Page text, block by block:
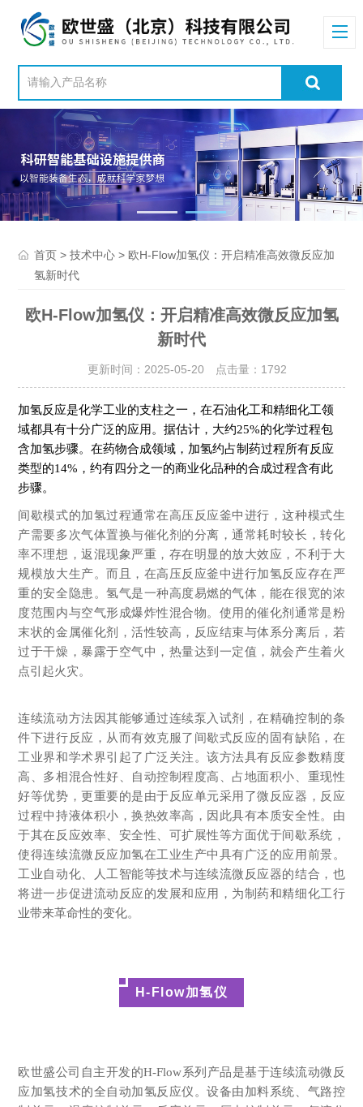
首页 >技术中心 > 欧H-Flow加氢仪：开启精准高效微反应加
氢新时代
欧H-Flow加氢仪：开启精准高效微反应加氢
新时代
更新时间：2025-05-20 点击量： 1792
加氢反应是化学工业的支柱之一，在石油化工和精细化工领
域都具有十分广泛的应用。据估计，大约25%的化学过程包
含加氢步骤。在药物合成领域，加氢约占制药过程所有反应
类型的14%，约有四分之一的商业化品种的合成过程含有此
步骤。
间歇模式的加氢过程通常在高压反应釜中进行，这种模式生
产需要多次气体置换与催化剂的分离，通常耗时较长，转化
率不理想，返混现象严重，存在明显的放大效应，不利于大
规模放大生产。而且，在高压反应釜中进行加氢反应存在严
重的安全隐患。氢气是一种高度易燃的气体，能在很宽的浓
度范围内与空气形成爆炸性混合物。使用的催化剂通常是粉
末状的金属催化剂，活性较高，反应结束与体系分离后，若
过于干燥，暴露于空气中，热量达到一定值，就会产生着火
点引起火灾。
连续流动方法因其能够通过连续泵入试剂，在精确控制的条
件下进行反应，从而有效克服了间歇式反应的固有缺陷，在
工业界和学术界引起了广泛关注。该方法具有反应参数精度
高、多相混合性好、自动控制程度高、占地面积小、重现性
好等优势，更重要的是由于反应单元采用了微反应器，反应
过程中持液体积小，换热效率高，因此具有本质安全性。由
于其在反应效率、安全性、可扩展性等方面优于间歇系统，
使得连续流微反应加氢在工业生产中具有广泛的应用前景。
工业自动化、人工智能等技术与连续流微反应器的结合，也
将进一步促进流动反应的发展和应用，为制药和精细化工行
业带来革命性的变化。
H-Flow加氢仪
欧世盛公司自主开发的H-Flow系列产品是基于连续流动微反
应加氢技术的全自动加氢反应仪。设备由加料系统 、气路控